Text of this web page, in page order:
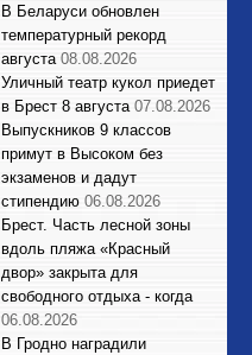
В Беларуси обновлен
температурный рекорд
августа 08.08.2026
Уличный театр кукол приедет
в Брест 8 августа 07.08.2026
Выпускников 9 классов
примут в Высоком без
экзаменов и дадут
стипендию 06.08.2026
Брест. Часть лесной зоны
вдоль пляжа «Красный
двор» закрыта для
свободного отдыха - когда
06.08.2026
В Гродно наградили